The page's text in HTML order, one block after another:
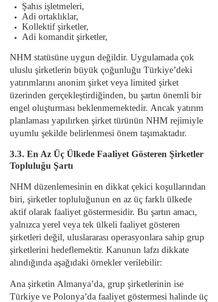
Şahıs işletmeleri,
Adi ortaklıklar,
Kollektif şirketler,
Adi komandit şirketler,
NHM statüsüne uygun değildir. Uygulamada çok
uluslu şirketlerin büyük çoğunluğu Türkiye’deki
yatırımlarını anonim şirket veya limited şirket
üzerinden gerçekleştirdiğinden, bu şartın önemli bir
engel oluşturması beklenmemektedir. Ancak yatırım
planlaması yapılırken şirket türünün NHM rejimiyle
uyumlu şekilde belirlenmesi önem taşımaktadır.
3.3. En Az Üç Ülkede Faaliyet Gösteren Şirketler
Topluluğu Şartı
NHM düzenlemesinin en dikkat çekici koşullarından
biri, şirketler topluluğunun en az üç farklı ülkede
aktif olarak faaliyet göstermesidir. Bu şartın amacı,
yalnızca yerel veya tek ülkeli faaliyet gösteren
şirketleri değil, uluslararası operasyonlara sahip grup
şirketlerini hedeflemektir. Kanunun lafzı dikkate
alındığında aşağıdaki örnekler verilebilir:
Ana şirketin Almanya’da, grup şirketlerinin ise
Türkiye ve Polonya’da faaliyet göstermesi halinde üç